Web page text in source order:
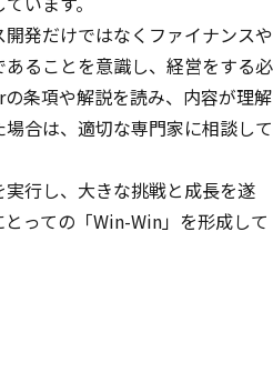
発だけではなくファイナンスや
ることを意識し、経営をする必
条項や解説を読み、内容が理解
合は、適切な専門家に相談して
行し、大きな挑戦と成長を遂
っての「Win-Win」を形成して